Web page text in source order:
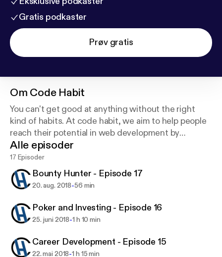
Gratis podkaster
Prøv gratis
Om Code Habit
You can't get good at anything without the right
kind of habits. At code habit, we aim to help people
reach their potential in web development by
building the right kind of habits.
Alle episoder
17 Episoder
Bounty Hunter - Episode 17
20. aug. 2018-56 min
Poker and Investing - Episode 16
25. juni 2018-1 h 10 min
Career Development - Episode 15
22. mai 2018-1 h 15 min